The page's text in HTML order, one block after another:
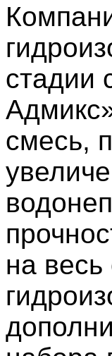
стадии
смесь,
на весь